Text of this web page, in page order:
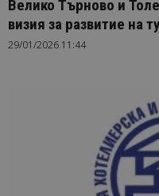
Велико Търново и
визия за развитие на
29/01/2026 11:44